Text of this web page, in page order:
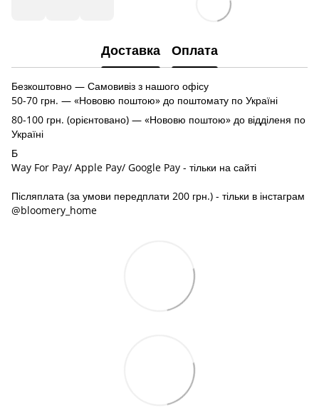
Доставка Оплата
Безкоштовно — Самовивіз з нашого офісу
50-70 грн. — «Нововю поштою» до поштомату по Україні
80-100 грн. (орієнтовано) — «Нововю поштою» до відділеня по
Україні
Б
Way For Pay/ Apple Pay/ Google Pay - тільки на сайті
Післяплата (за умови передплати 200 грн.) - тільки в інстаграм
@bloomery_home